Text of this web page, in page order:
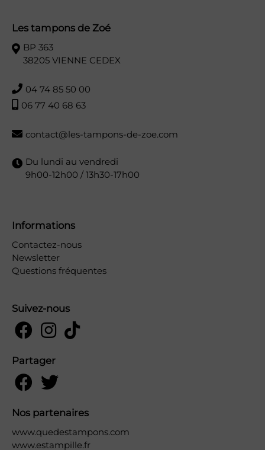
Les tampons de Zoé
BP 363
38205 VIENNE CEDEX
04 74 85 50 00
06 77 40 68 63
contact@les-tampons-de-zoe.com
Du lundi au vendredi
9h00-12h00 / 13h30-17h00
Informations
Contactez-nous
Newsletter
Questions fréquentes
Suivez-nous
Partager
Nos partenaires
www.quedestampons.com
www.estampille.fr